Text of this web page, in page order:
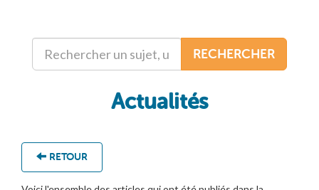
RECHERCHER
Actualités
RETOUR